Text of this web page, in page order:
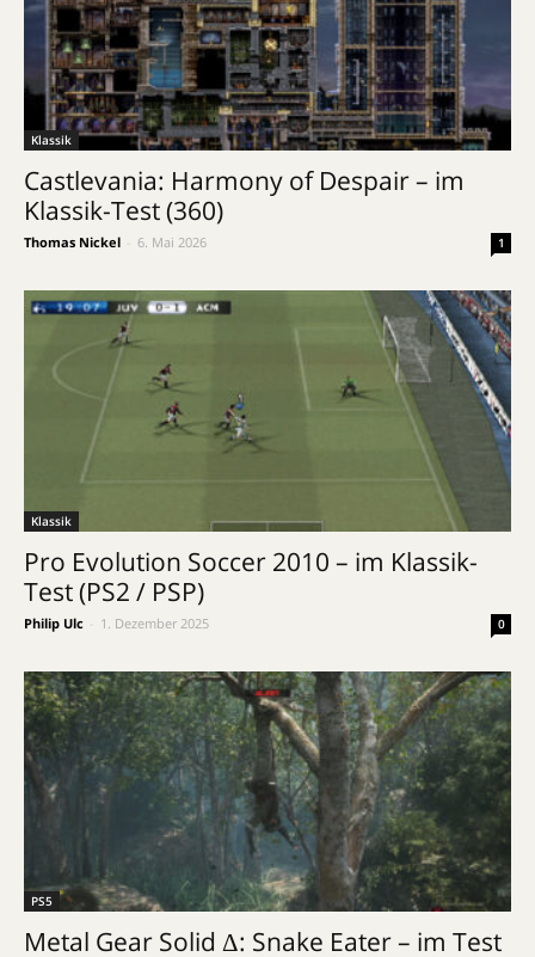
Klassik
Castlevania: Harmony of Despair – im
Klassik-Test (360)
Thomas Nickel 6. Mai 2026 1
Klassik
Pro Evolution Soccer 2010 – im Klassik-
Test (PS2 / PSP)
Philip Ulc 1. Dezember 2025 0
PS5
Metal Gear Solid Δ: Snake Eater – im Test